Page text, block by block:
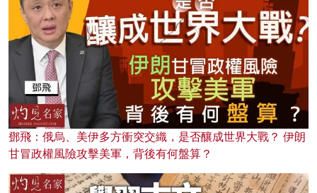
鄧飛：俄烏、美伊多方衝突交織，是否釀成世界大戰？ 伊朗
甘冒政權風險攻擊美軍，背後有何盤算？